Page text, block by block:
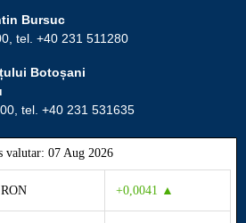
Bursuc
tel. +40 231 511280
Botoșani
tel. +40 231 531635
valutar: 07 Aug 2026
+0,0041 ▲